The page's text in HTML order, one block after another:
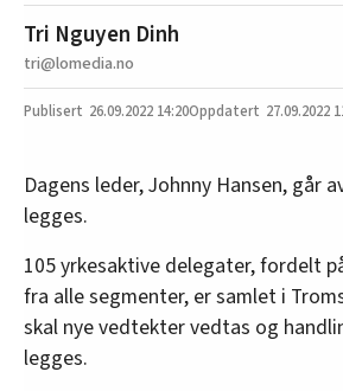
Tri Nguyen Dinh
tri@lomedia.no
26.09.2022 14:20 27.09.2022
Dagens leder, Johnny Hansen, går
legges.
105 yrkesaktive delegater, fordelt
fra alle segmenter, er samlet i
skal nye vedtekter vedtas og
legges.